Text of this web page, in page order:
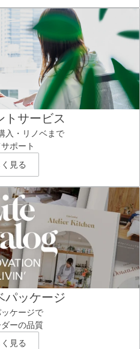
トサービス
入・リノベまで
ポート
見る
パッケージ
ケージで
ーの品質
見る